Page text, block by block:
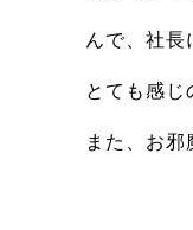
んで、社
とても感じ
また、お邪